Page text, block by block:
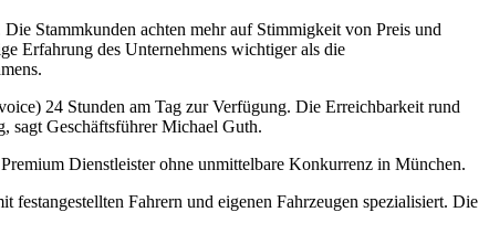
Stammkunden achten mehr auf Stimmigkeit von Preis und
Erfahrung des Unternehmens wichtiger als die
24 Stunden am Tag zur Verfügung. Die Erreichbarkeit rund
sagt Geschäftsführer Michael Guth.
Dienstleister ohne unmittelbare Konkurrenz in München.
Fahrern und eigenen Fahrzeugen spezialisiert. Die